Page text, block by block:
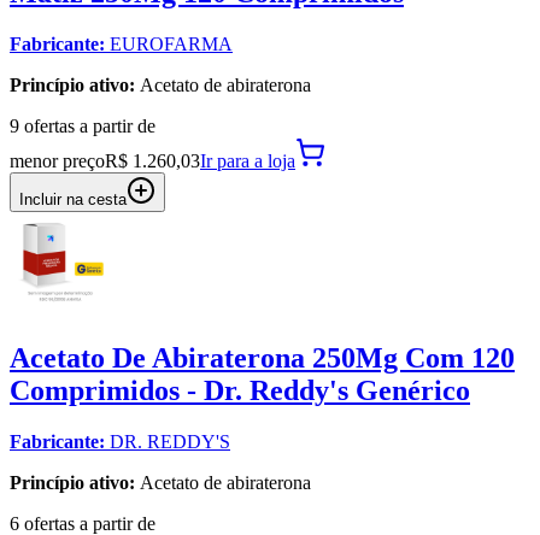
Fabricante: EUROFARMA
Princípio ativo: Acetato de abiraterona
9 ofertas a partir de
menor preçoR$ 1.260,03Ir para a loja
Incluir na cesta
Acetato De Abiraterona 250Mg Com 120
Comprimidos - Dr. Reddy's Genérico
Fabricante: DR. REDDY'S
Princípio ativo: Acetato de abiraterona
6 ofertas a partir de